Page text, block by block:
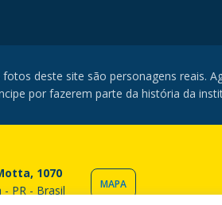
deste site são personagens reais.
por fazerem parte da história da
1070
- PR - Brasil
MAPA